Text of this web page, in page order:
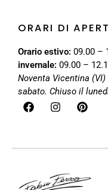
ORARI DI
Orario estivo: 09.00 –
invernale: 09.00 –
Noventa Vicentina (VI)
sabato. Chiuso il